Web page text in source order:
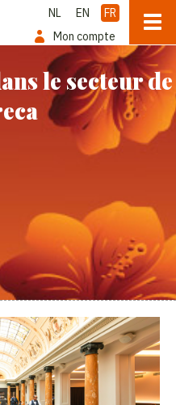
NL EN
FR
Mon compte
le secteur de